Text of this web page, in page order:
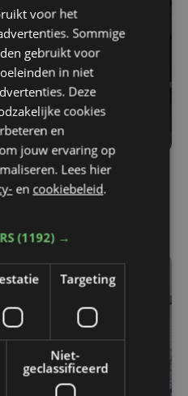
09:32
in woning in Sint-
voor het
Sommige
gebruikt voor
in niet
Deze
cookies
en
jouw ervaring op
Lees hier
en cookiebeleid.
(1192) →
Targeting
Niet-
geclassificeerd